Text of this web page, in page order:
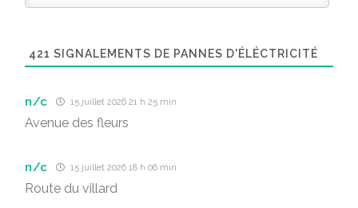
421 SIGNALEMENTS DE PANNES D'ÉLÉCTRICITÉ
n/c 15 juillet 2026 21 h 25 min
Avenue des fleurs
n/c 15 juillet 2026 18 h 06 min
Route du villard